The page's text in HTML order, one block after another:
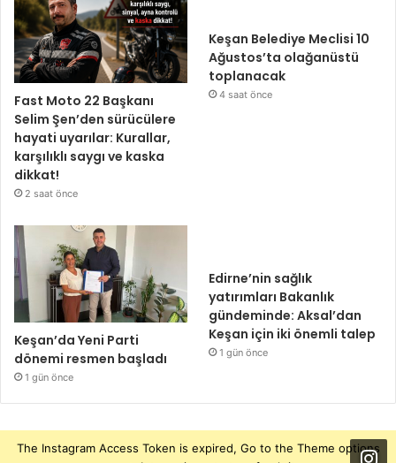
Fast Moto 22 Başkanı
Selim Şen’den sürücülere
hayati uyarılar: Kurallar,
karşılıklı saygı ve kaska
dikkat!
2 saat önce
Keşan Belediye Meclisi 10
Ağustos’ta olağanüstü
toplanacak
4 saat önce
Keşan’da Yeni Parti
dönemi resmen başladı
1 gün önce
Edirne’nin sağlık
yatırımları Bakanlık
gündeminde: Aksal’dan
Keşan için iki önemli talep
1 gün önce
The Instagram Access Token is expired, Go to the Theme options